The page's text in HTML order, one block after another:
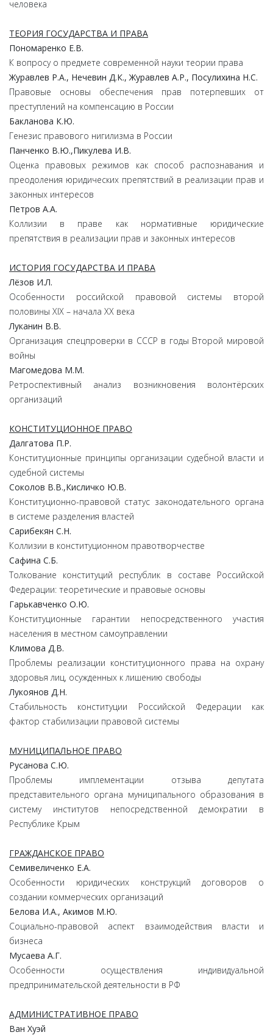
человека
ТЕОРИЯ ГОСУДАРСТВА И ПРАВА
Пономаренко Е.В.
К вопросу о предмете современной науки теории права
Журавлев Р.А., Нечевин Д.К., Журавлев А.Р., Посулихина Н.С.
Правовые основы обеспечения прав потерпевших от
преступлений на компенсацию в России
Бакланова К.Ю.
Генезис правового нигилизма в России
Панченко В.Ю.,Пикулева И.В.
Оценка правовых режимов как способ распознавания и
преодоления юридических препятствий в реализации прав и
законных интересов
Петров А.А.
Коллизии в праве как нормативные юридические
препятствия в реализации прав и законных интересов
ИСТОРИЯ ГОСУДАРСТВА И ПРАВА
Лёзов И.Л.
Особенности российской правовой системы второй
половины XIX – начала XX века
Луканин В.В.
Организация спецпроверки в СССР в годы Второй мировой
войны
Магомедова М.М.
Ретроспективный анализ возникновения волонтёрских
организаций
КОНСТИТУЦИОННОЕ ПРАВО
Далгатова П.Р.
Конституционные принципы организации судебной власти и
судебной системы
Соколов В.В.,Кисличко Ю.В.
Конституционно-правовой статус законодательного органа
в системе разделения властей
Сарибекян С.Н.
Коллизии в конституционном правотворчестве
Сафина С.Б.
Толкование конституций республик в составе Российской
Федерации: теоретические и правовые основы
Гарькавченко О.Ю.
Конституционные гарантии непосредственного участия
населения в местном самоуправлении
Климова Д.В.
Проблемы реализации конституционного права на охрану
здоровья лиц, осужденных к лишению свободы
Лукоянов Д.Н.
Стабильность конституции Российской Федерации как
фактор стабилизации правовой системы
МУНИЦИПАЛЬНОЕ ПРАВО
Русанова С.Ю.
Проблемы имплементации отзыва депутата
представительного органа муниципального образования в
систему институтов непосредственной демократии в
Республике Крым
ГРАЖДАНСКОЕ ПРАВО
Семивеличенко Е.А.
Особенности юридических конструкций договоров о
создании коммерческих организаций
Белова И.А., Акимов М.Ю.
Социально-правовой аспект взаимодействия власти и
бизнеса
Мусаева А.Г.
Особенности осуществления индивидуальной
предпринимательской деятельности в РФ
АДМИНИСТРАТИВНОЕ ПРАВО
Ван Хуэй